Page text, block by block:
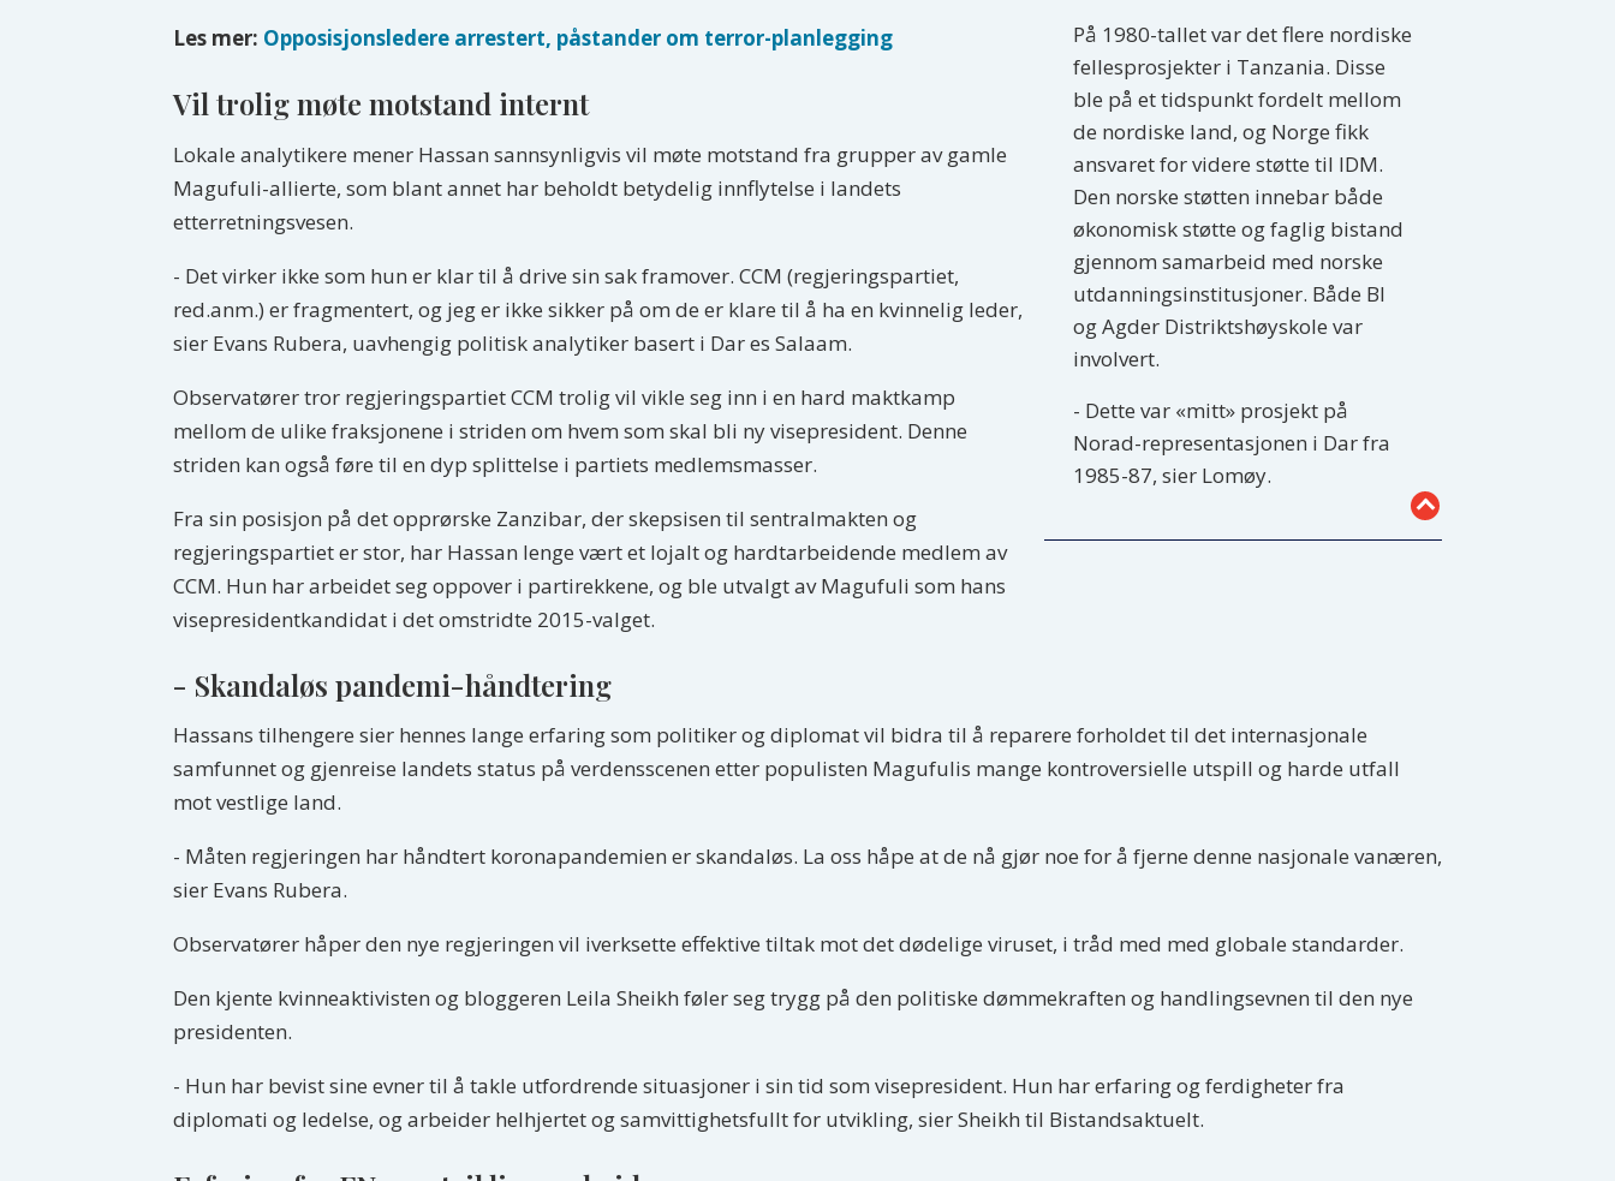
På 1980-tallet var det flere nordiske
fellesprosjekter i Tanzania. Disse
ble på et tidspunkt fordelt mellom
de nordiske land, og Norge fikk
ansvaret for videre støtte til IDM.
Den norske støtten innebar både
økonomisk støtte og faglig bistand
gjennom samarbeid med norske
utdanningsinstitusjoner. Både BI
og Agder Distriktshøyskole var
involvert.
- Dette var «mitt» prosjekt på
Norad-representasjonen i Dar fra
1985-87, sier Lomøy.
Les mer: Opposisjonsledere arrestert, påstander om terror-planlegging
Vil trolig møte motstand internt
Lokale analytikere mener Hassan sannsynligvis vil møte motstand fra grupper av gamle
Magufuli-allierte, som blant annet har beholdt betydelig innflytelse i landets
etterretningsvesen.
- Det virker ikke som hun er klar til å drive sin sak framover. CCM (regjeringspartiet,
red.anm.) er fragmentert, og jeg er ikke sikker på om de er klare til å ha en kvinnelig leder,
sier Evans Rubera, uavhengig politisk analytiker basert i Dar es Salaam.
Observatører tror regjeringspartiet CCM trolig vil vikle seg inn i en hard maktkamp
mellom de ulike fraksjonene i striden om hvem som skal bli ny visepresident. Denne
striden kan også føre til en dyp splittelse i partiets medlemsmasser.
Fra sin posisjon på det opprørske Zanzibar, der skepsisen til sentralmakten og
regjeringspartiet er stor, har Hassan lenge vært et lojalt og hardtarbeidende medlem av
CCM. Hun har arbeidet seg oppover i partirekkene, og ble utvalgt av Magufuli som hans
visepresidentkandidat i det omstridte 2015-valget.
- Skandaløs pandemi-håndtering
Hassans tilhengere sier hennes lange erfaring som politiker og diplomat vil bidra til å reparere forholdet til det internasjonale
samfunnet og gjenreise landets status på verdensscenen etter populisten Magufulis mange kontroversielle utspill og harde utfall
mot vestlige land.
- Måten regjeringen har håndtert koronapandemien er skandaløs. La oss håpe at de nå gjør noe for å fjerne denne nasjonale vanæren,
sier Evans Rubera.
Observatører håper den nye regjeringen vil iverksette effektive tiltak mot det dødelige viruset, i tråd med med globale standarder.
Den kjente kvinneaktivisten og bloggeren Leila Sheikh føler seg trygg på den politiske dømmekraften og handlingsevnen til den nye
presidenten.
- Hun har bevist sine evner til å takle utfordrende situasjoner i sin tid som visepresident. Hun har erfaring og ferdigheter fra
diplomati og ledelse, og arbeider helhjertet og samvittighetsfullt for utvikling, sier Sheikh til Bistandsaktuelt.